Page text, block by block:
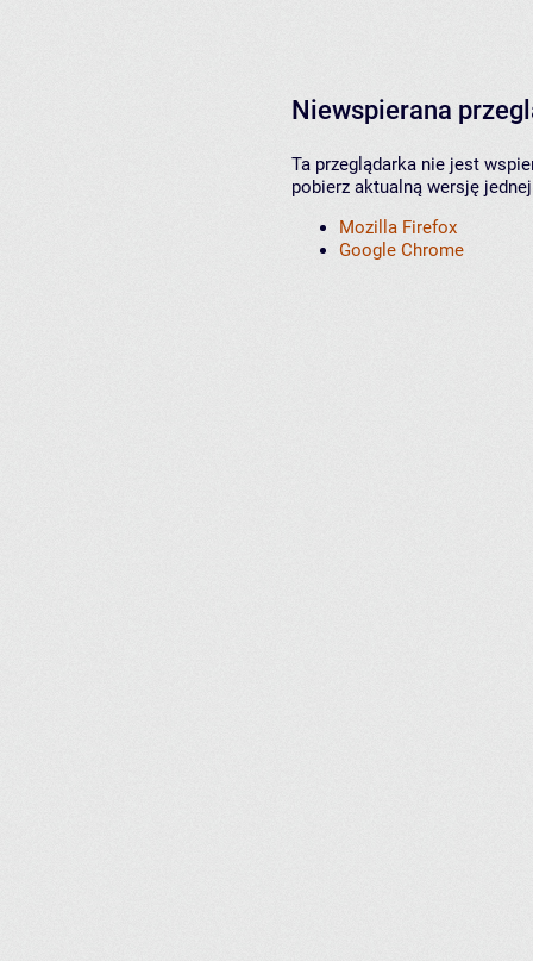
Niewspierana
Ta przeglądarka nie jest
pobierz aktualną wersję
Mozilla Firefox
Google Chrome